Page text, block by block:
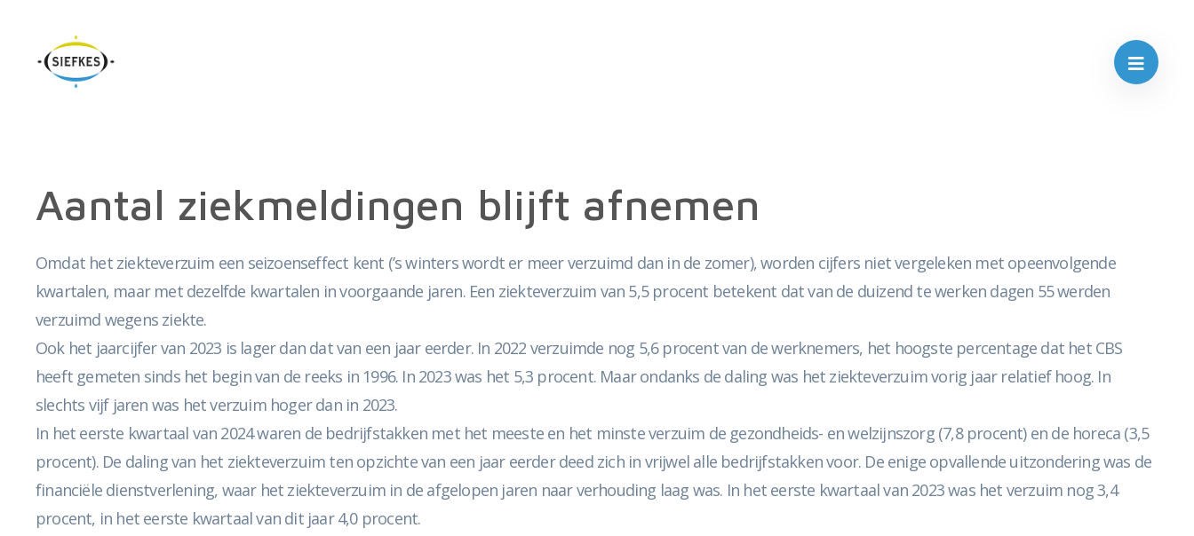
Aantal ziekmeldingen blijft afnemen
Omdat het ziekteverzuim een seizoenseffect kent (’s winters wordt er meer verzuimd dan in de zomer), worden cijfers niet vergeleken met opeenvolgende
kwartalen, maar met dezelfde kwartalen in voorgaande jaren. Een ziekteverzuim van 5,5 procent betekent dat van de duizend te werken dagen 55 werden
verzuimd wegens ziekte.
Ook het jaarcijfer van 2023 is lager dan dat van een jaar eerder. In 2022 verzuimde nog 5,6 procent van de werknemers, het hoogste percentage dat het CBS
heeft gemeten sinds het begin van de reeks in 1996. In 2023 was het 5,3 procent. Maar ondanks de daling was het ziekteverzuim vorig jaar relatief hoog. In
slechts vijf jaren was het verzuim hoger dan in 2023.
In het eerste kwartaal van 2024 waren de bedrijfstakken met het meeste en het minste verzuim de gezondheids- en welzijnszorg (7,8 procent) en de horeca (3,5
procent). De daling van het ziekteverzuim ten opzichte van een jaar eerder deed zich in vrijwel alle bedrijfstakken voor. De enige opvallende uitzondering was de
financiële dienstverlening, waar het ziekteverzuim in de afgelopen jaren naar verhouding laag was. In het eerste kwartaal van 2023 was het verzuim nog 3,4
procent, in het eerste kwartaal van dit jaar 4,0 procent.